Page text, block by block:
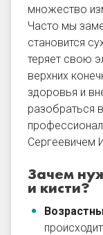
множество
Часто мы
становится
теряет свою
верхних
здоровья и
разобраться
Сергеевичем
Зачем
и кисти?